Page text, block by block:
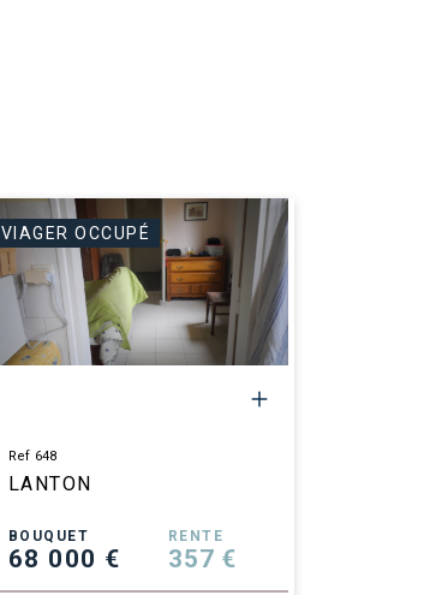
VIAGER OCCUPÉ
Ref 648
LANTON
BOUQUET
68 000 €
RENTE
357 €